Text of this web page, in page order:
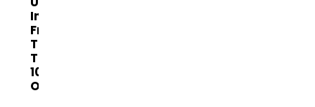
Industri
Frekuensi
Tinggi
Tiga Fase
10~200Kva
Online